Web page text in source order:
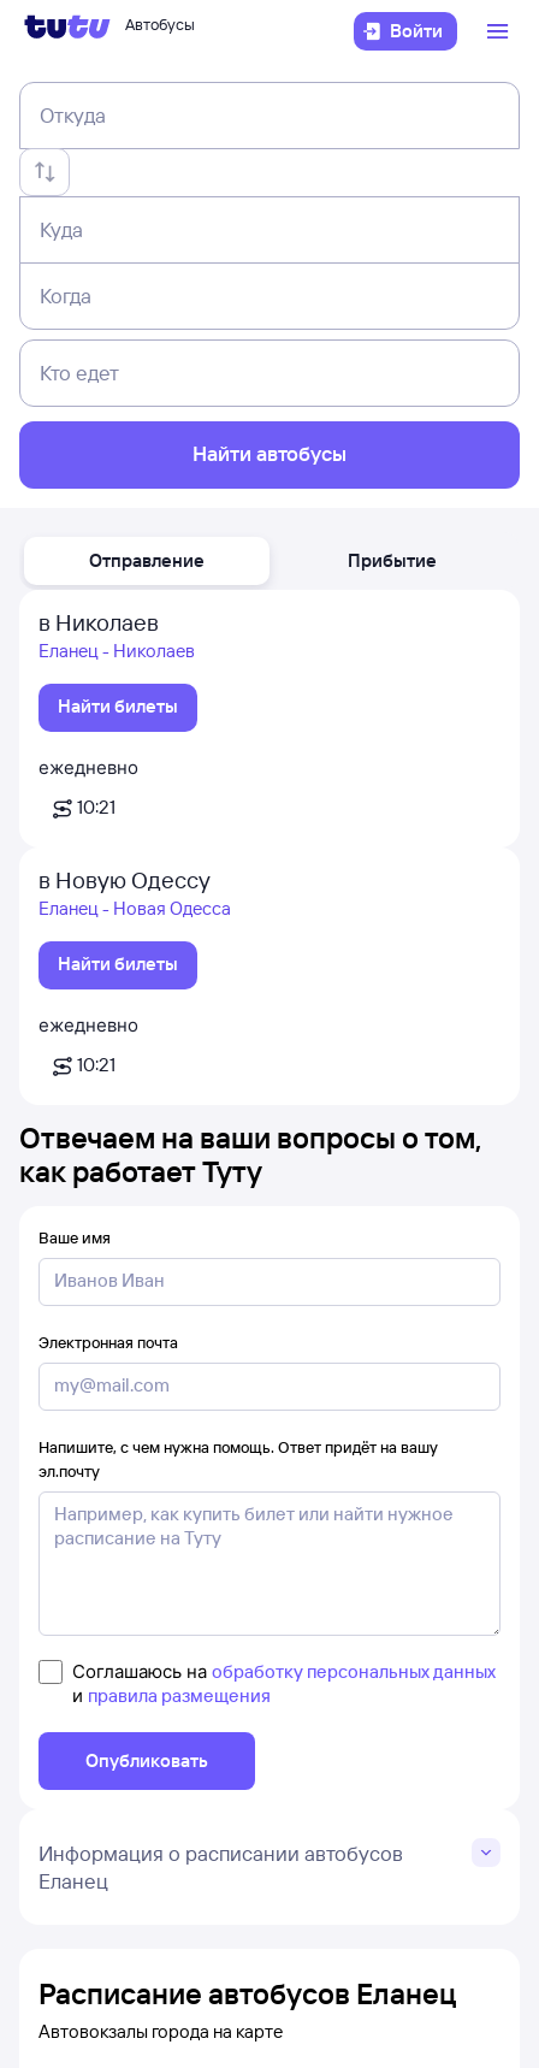
Автобусы Войти
Откуда
Куда
Когда
Кто едет
Найти автобусы
Отправление Прибытие
в Николаев
Еланец - Николаев
Найти билеты
ежедневно
10:21
в Новую Одессу
Еланец - Новая Одесса
Найти билеты
ежедневно
10:21
Отвечаем на ваши вопросы о том,
как работает Туту
Ваше имя
Электронная почта
Напишите, с чем нужна помощь. Ответ придёт на вашу
эл.почту
Соглашаюсь на обработку персональных данных
и правила размещения
Опубликовать
Информация о расписании автобусов
Еланец
Расписание автобусов Еланец
Автовокзалы города на карте